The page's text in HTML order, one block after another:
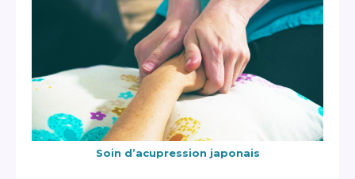
Soin d’acupression japonais